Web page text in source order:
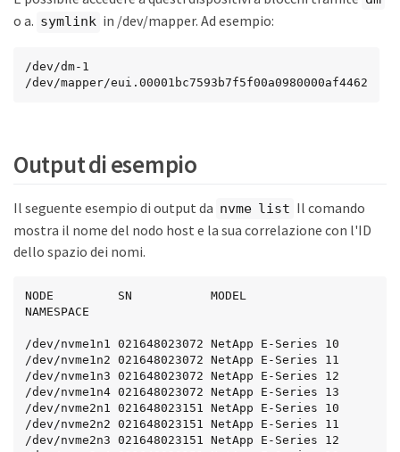
o a. symlink in /dev/mapper. Ad esempio:
/dev/dm-1
/dev/mapper/eui.00001bc7593b7f5f00a0980000af4462
Output di esempio
Il seguente esempio di output da nvme list Il comando
mostra il nome del nodo host e la sua correlazione con l'ID
dello spazio dei nomi.
NODE         SN           MODEL
NAMESPACE
/dev/nvme1n1 021648023072 NetApp E-Series 10
/dev/nvme1n2 021648023072 NetApp E-Series 11
/dev/nvme1n3 021648023072 NetApp E-Series 12
/dev/nvme1n4 021648023072 NetApp E-Series 13
/dev/nvme2n1 021648023151 NetApp E-Series 10
/dev/nvme2n2 021648023151 NetApp E-Series 11
/dev/nvme2n3 021648023151 NetApp E-Series 12